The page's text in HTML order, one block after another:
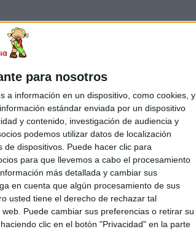
para nosotros
a información en un dispositivo, como cookies, y
estándar enviada por un dispositivo
y contenido, investigación de audiencia y
podemos utilizar datos de localización
dispositivos. Puede hacer clic para
para que llevemos a cabo el procesamiento
más detallada y cambiar sus
en cuenta que algún procesamiento de sus
usted tiene el derecho de rechazar tal
Puede cambiar sus preferencias o retirar su
clic en el botón "Privacidad" en la parte